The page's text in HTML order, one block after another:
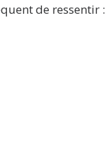
de ressentir :